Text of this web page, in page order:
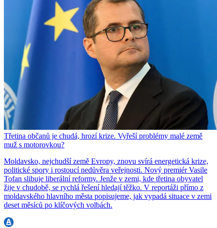
Třetina občanů je chudá, hrozí krize. Vyřeší problémy malé země
muž s motorovkou?
Moldavsko, nejchudší země Evropy, znovu svírá energetická krize,
politické spory i rostoucí nedůvěra veřejnosti. Nový premiér Vasile
Tofan slibuje liberální reformy. Jenže v zemi, kde třetina obyvatel
žije v chudobě, se rychlá řešení hledají těžko. V reportáži přímo z
moldavského hlavního města popisujeme, jak vypadá situace v zemi
deset měsíců po klíčových volbách.